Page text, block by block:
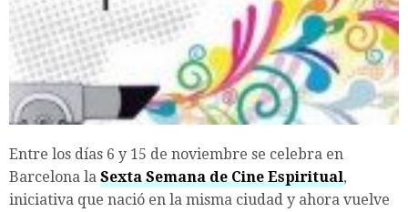
Entre los días 6 y 15 de noviembre se celebra en
Barcelona la SextaSemanade Cine Espiritual,
iniciativa que nació en la misma ciudad y ahora vuelve